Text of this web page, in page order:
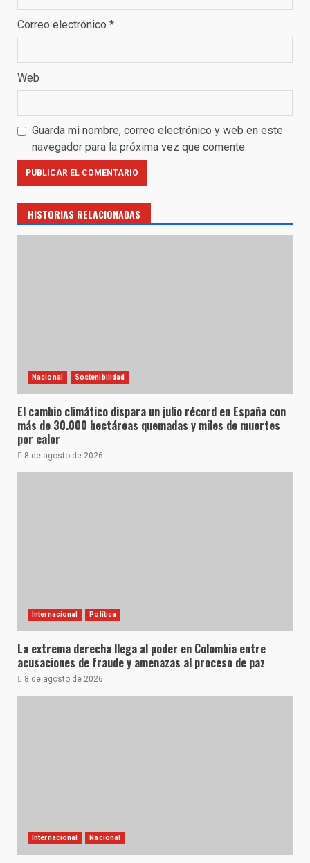
Correo electrónico *
Web
Guarda mi nombre, correo electrónico y web en este
navegador para la próxima vez que comente.
HISTORIAS RELACIONADAS
Nacional Sostenibilidad
El cambio climático dispara un julio récord en España con
más de 30.000 hectáreas quemadas y miles de muertes
por calor
8 de agosto de 2026
Internacional Política
La extrema derecha llega al poder en Colombia entre
acusaciones de fraude y amenazas al proceso de paz
8 de agosto de 2026
Internacional Nacional